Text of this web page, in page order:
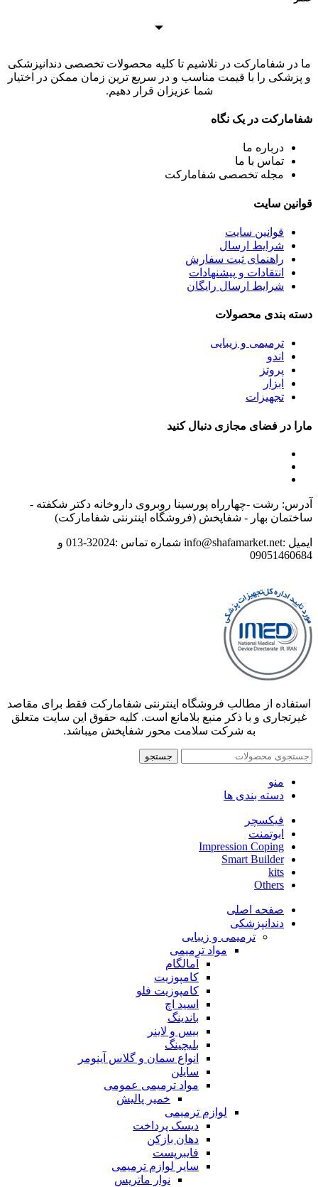
ما در شفامارکت در تلاشیم تا کلیه محصولات تخصصی دندانپزشکی
و پزشکی را با قیمت مناسب و در سریع ترین زمان ممکن در اختیار
شما عزیزان قرار دهیم.
شفامارکت در یک نگاه
درباره ما
تماس با ما
مجله تخصصی شفامارکت
قوانین سایت
قوانین سایت
شرایط ارسال
راهنمای ثبت سفارش
انتقادات و پیشنهادات
شرایط ارسال رایگان
دسته بندی محصولات
ترمیمی و زیبایی
اندو
پروتز
ابزار
تجهیزات
مارا در فضای مجازی دنبال کنید
آدرس: رشت -چهارراه پورسینا روبروی داروخانه دکتر شکفته -
ساختمان بهار - شفاپخش (فروشگاه اینترنتی شفامارکت)
ایمیل :info@shafamarket.net شماره تماس :32024-013 و
09051460684
استفاده از مطالب فروشگاه اینترنتی شفامارکت فقط برای مقاصد
غیرتجاری و با ذکر منبع بلامانع است. کلیه حقوق این سایت متعلق
به شرکت سلامت محور شفاپخش میباشد.
جستجو
منو
دسته بندی ها
فیکسچر
ابوتمنت
Impression Coping
Smart Builder
kits
Others
صفحه اصلی
دندانپزشکی
ترمیمی و زیبایی
مواد ترمیمی
آمالگام
کامپوزیت
کامپوزیت فلو
اسید اچ
باندینگ
بیس و لاینر
بلیچینگ
انواع سمان و گلاس آینومر
سایلن
مواد ترمیمی عمومی
خمیر پالیش
لوازم ترمیمی
دیسک پرداخت
دهان بازکن
فایبرپست
سایر لوازم ترمیمی
نوار ماتریس